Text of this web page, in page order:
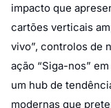
impacto que
cartões verticais
vivo”, controlos de
ação “Siga-nos”
um hub de
modernas que